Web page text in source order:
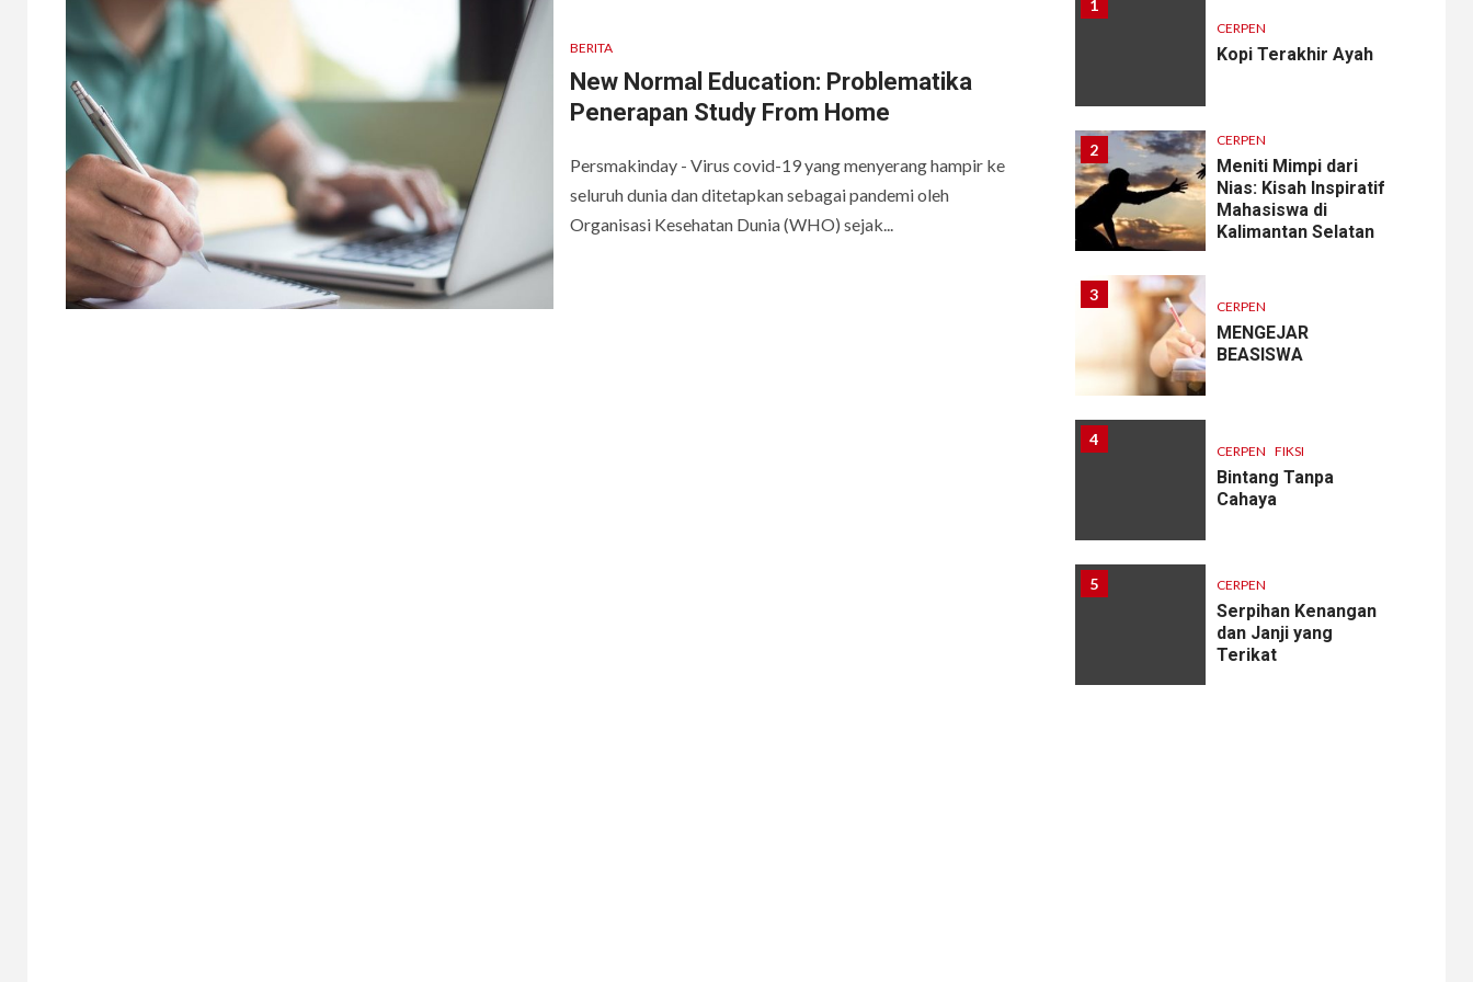
BERITA
New Normal Education: Problematika
Penerapan Study From Home
Persmakinday - Virus covid-19 yang menyerang hampir ke
seluruh dunia dan ditetapkan sebagai pandemi oleh
Organisasi Kesehatan Dunia (WHO) sejak...
1
CERPEN
Kopi Terakhir Ayah
2 CERPEN
Meniti Mimpi dari
Nias: Kisah Inspiratif
Mahasiswa di
Kalimantan Selatan
3
CERPEN
MENGEJAR
BEASISWA
4
CERPEN FIKSI
Bintang Tanpa
Cahaya
5 CERPEN
Serpihan Kenangan
dan Janji yang
Terikat